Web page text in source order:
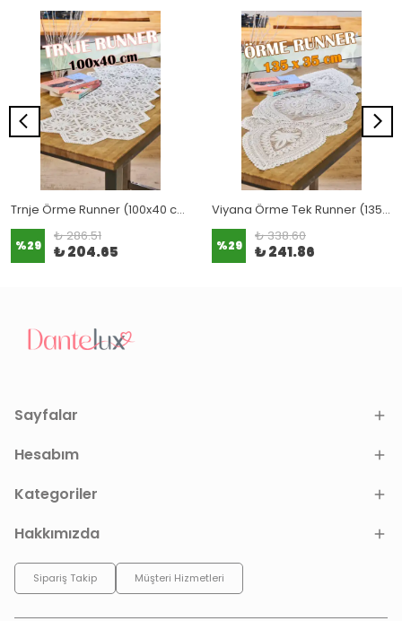
Trnje Örme Runner (100x40 cm)
%29
₺ 286.51
₺ 204.65
Viyana Örme Tek Runner (135x35 cm)
%29
₺ 338.60
₺ 241.86
Sayfalar
Hesabım
Kategoriler
Hakkımızda
Sipariş Takip Müşteri Hizmetleri